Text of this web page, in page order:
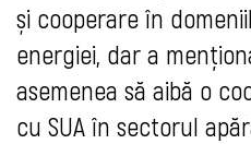
și cooperare în
energiei, dar a
asemenea să aibă o
cu SUA în sectorul